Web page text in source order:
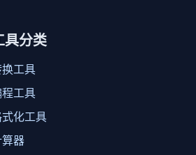
具分类
工具
工具
化工具
器